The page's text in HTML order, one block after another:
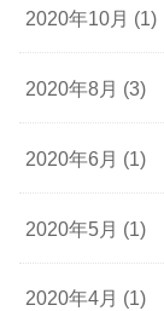
2020年10月 (1)
2020年8月 (3)
2020年6月 (1)
2020年5月 (1)
2020年4月 (1)